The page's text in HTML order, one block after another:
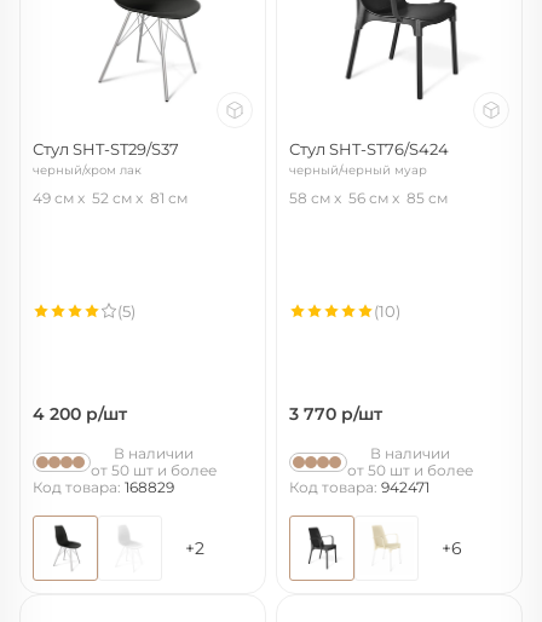
Стул SHT-ST29/S37
черный/хром лак
49 см 52 см 81 см
4 200 р/шт
(5)
В наличии
от 50 шт и более
Код товара: 168829
+2
Стул SHT-ST76/S424
черный/черный муар
58 см 56 см 85 см
3 770 р/шт
(10)
В наличии
от 50 шт и более
Код товара: 942471
+6